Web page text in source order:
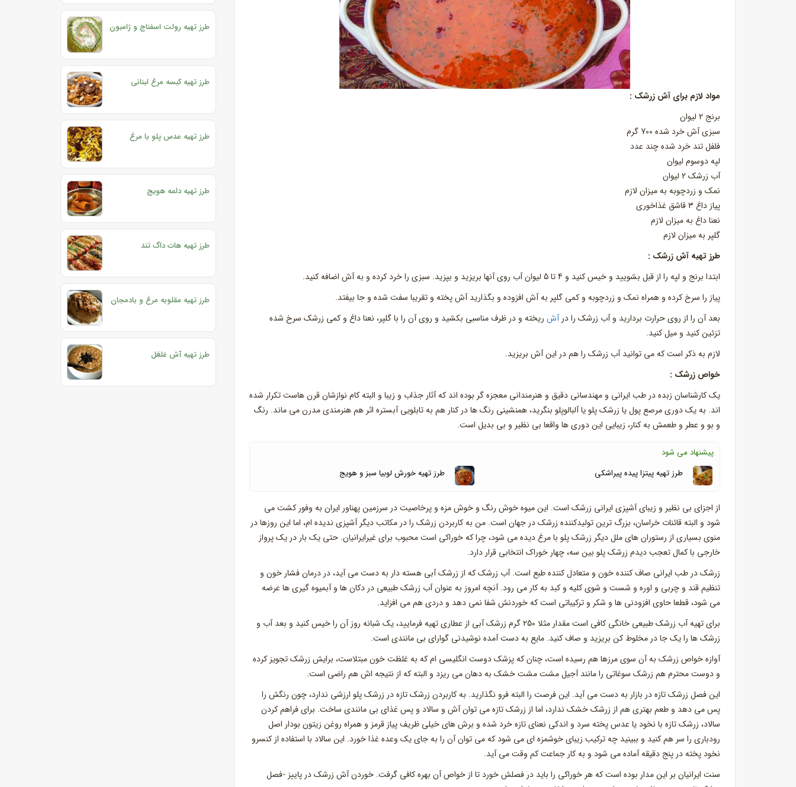
مواد لازم برای آش زرشک :
برنج 2 لیوان
سبزی آش خرد شده 700 گرم
فلفل تند خرد شده چند عدد
لپه دوسوم لیوان
آب زرشک 2 لیوان
نمک و زرد‌چوبه به میزان لازم
پیاز داغ 3 قاشق غذا‌خوری
نعنا داغ به میزان لازم
گلپر به میزان لازم
طرز تهیه آش زرشک :
ابتدا برنج و لپه را از قبل بشویید و خیس کنید و 4 تا 5 لیوان آب روی آنها بریزید و بپزید. سبزی را خرد کرده و به آش اضافه کنید.
پیاز را سرخ کرده و همراه نمک و زرد‌چوبه و کمی گلپر به آش افزوده و بگذارید آش پخته و تقریبا سفت شده و جا بیفتد.
بعد آن را از روی حرارت بردارید و آب زرشک را درآش ریخته و در ظرف مناسبی بکشید و روی آن را با گلپر، نعنا داغ و کمی زرشک سرخ شده
تزئین کنید و میل کنید.
لازم به ذکر است که می توانید آب زرشک را هم در این آش بریزید.
خواص زرشک :
یک کارشناسان زبده در طب ایرانی و مهندسانی دقیق و هنرمندانی معجزه گر بوده اند که آثار جذاب و زیبا و البته کام نوازشان قرن هاست تکرار شده
اند. به یک دوری مرصع پول یا زرشک پلو یا آلبالوپلو بنگرید، همنشینی رنگ ها در کنار هم به تابلویی آبستره اثر هم هنرمندی مدرن می ماند. رنگ
و بو و عطر و طعمش به کنار، زیبایی این دوری ها واقعا بی نظیر و بی بدیل است.
پیشنهاد می شود
طرز تهیه پیتزا پیده پیراشکی
طرز تهیه خورش لوبیا سبز و هویج
از اجزای بی نظیر و زیبای آشپزی ایرانی زرشک است. این میوه خوش رنگ و خوش مزه و پرخاصیت در سرزمین پهناور ایران به وفور کشت می
شود و البته قائنات خراسان، بزرگ ترین تولیدکننده زرشک در جهان است. من به کاربردن زرشک را در مکاتب دیگر آشپزی ندیده ام، اما این روزها در
منوی بسیاری از رستوران های ملل دیگر زرشک پلو با مرغ دیده می شود، چرا که خوراکی است محبوب برای غیرایرانیان. حتی یک بار در یک پرواز
خارجی با کمال تعجب دیدم زرشک پلو بین سه، چهار خوراک انتخابی قرار دارد.
زرشک در طب ایرانی صاف کننده خون و متعادل کننده طبع است. آب زرشک که از زرشک آبی هسته دار به دست می آید، در درمان فشار خون و
تنظیم قند و چربی و اوره و شست و شوی کلیه و کبد به کار می رود. آنچه امروز به عنوان آب زرشک طبیعی در دکان ها و آبمیوه گیری ها عرضه
می شود، قطعا حاوی افزودنی ها و شکر و ترکیباتی است که خوردنش شفا نمی دهد و دردی هم می افزاید.
برای تهیه آب زرشک طبیعی خانگی کافی است مقدار مثلا 250 گرم زرشک آبی از عطاری تهیه فرمایید، یک شبانه روز آن را خیس کنید و بعد آب و
زرشک ها را یک جا در مخلوط کن بریزید و صاف کنید. مایع به دست آمده نوشیدنی گوارای بی مانندی است.
آوازه خواص زرشک به آن سوی مرزها هم رسیده است، چنان که پزشک دوست انگلیسی ام که به غلظت خون مبتلاست، برایش زرشک تجویز کرده
و دوست محترم هم زرشک سوغاتی را مانند آجیل مشت مشت خشک به دهان می ریزد و البته که از نتیجه اش هم راضی است.
این فصل زرشک تازه در بازار به دست می آید. این فرصت را البته فرو نگذارید. به کاربردن زرشک تازه در زرشک پلو ارزشی ندارد، چون رنگش را
پس می دهد و طعم بهتری هم از زرشک خشک ندارد، اما از زرشک تازه می توان آش و سالاد و پس غذای بی مانندی ساخت. برای فراهم کردن
سالاد، زرشک تازه با نخود یا عدس پخته سرد و اندکی نعنای تازه خرد شده و برش های خیلی ظریف پیاز قرمز و همراه روغن زیتون بودار اصل
رودباری را سر هم کنید و ببینید چه ترکیب زیبای خوشمزه ای می شود که می توان آن را به جای یک وعده غذا خورد. این سالاد با استفاده از کنسرو
نخود پخته در پنج دقیقه آماده می شود و به کار جماعت کم وقت می آید.
سنت ایرانیان بر این مدار بوده است که هر خوراکی را باید در فصلش خورد تا از خواص آن بهره کافی گرفت. خوردن آش زرشک در پاییز -فصل
طرز تهیه رولت اسفناج و ژامبون
طرز تهیه کبسه مرغ لبنانی
طرز تهیه عدس پلو با مرغ
طرز تهیه دلمه هویج
طرز تهیه هات داگ تند
طرز تهیه مقلوبه مرغ و بادمجان
طرز تهیه آش غلغل